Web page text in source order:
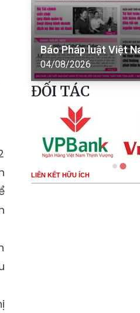
Báo Pháp luật Việt
04/08/2026
ĐỐI TÁC
LIÊN KẾT HỮU ÍCH